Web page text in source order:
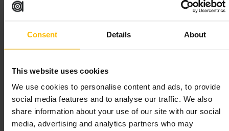
Consent Details About
This website uses cookies
We use cookies to personalise content and ads, to provide
social media features and to analyse our traffic. We also
share information about your use of our site with our social
media, advertising and analytics partners who may
The Vaults London
Arte y entretenimiento•Sala de artes escénicas
4,6
3,8